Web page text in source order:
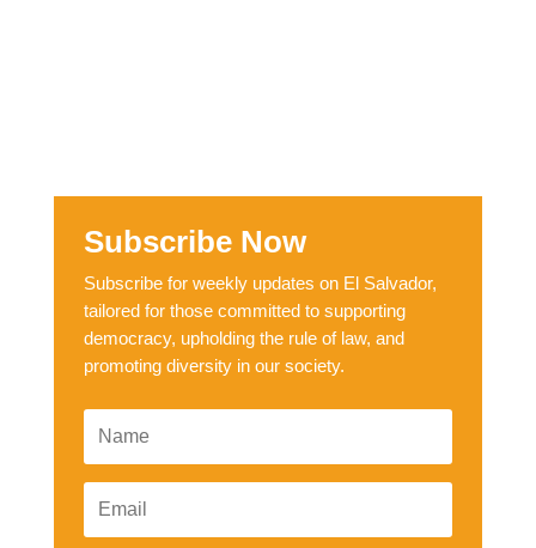
Subscribe Now
Subscribe for weekly updates on El Salvador,
tailored for those committed to supporting
democracy, upholding the rule of law, and
promoting diversity in our society.